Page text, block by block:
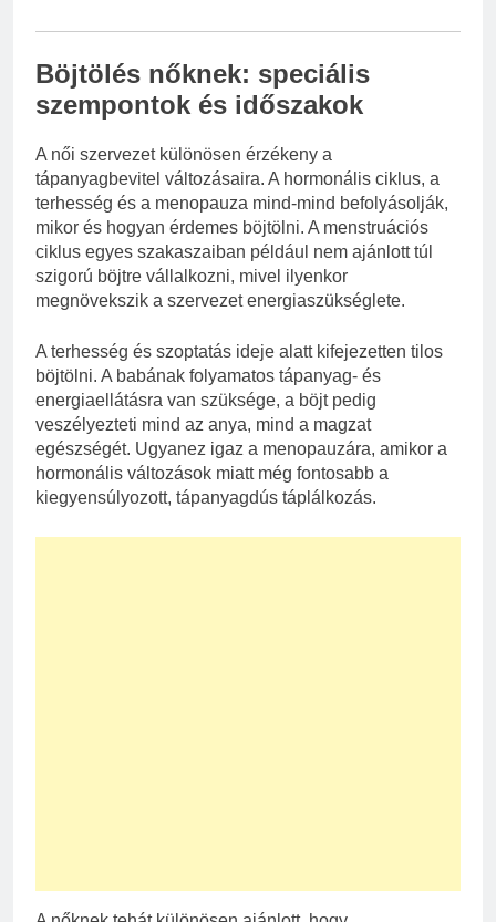
Böjtölés nőknek: speciális
szempontok és időszakok
A női szervezet különösen érzékeny a
tápanyagbevitel változásaira. A hormonális ciklus, a
terhesség és a menopauza mind-mind befolyásolják,
mikor és hogyan érdemes böjtölni. A menstruációs
ciklus egyes szakaszaiban például nem ajánlott túl
szigorú böjtre vállalkozni, mivel ilyenkor
megnövekszik a szervezet energiaszükséglete.
A terhesség és szoptatás ideje alatt kifejezetten tilos
böjtölni. A babának folyamatos tápanyag- és
energiaellátásra van szüksége, a böjt pedig
veszélyezteti mind az anya, mind a magzat
egészségét. Ugyanez igaz a menopauzára, amikor a
hormonális változások miatt még fontosabb a
kiegyensúlyozott, tápanyagdús táplálkozás.